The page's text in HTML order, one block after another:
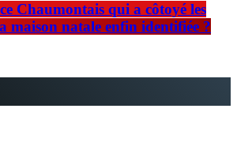
Chaumontais qui a côtoyé les
maison natale enfin identifiée ?